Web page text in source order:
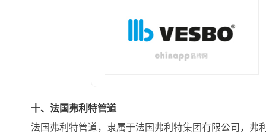
十、法国弗利特管道
法国弗利特管道，隶属于法国弗利特集团有限公司，弗